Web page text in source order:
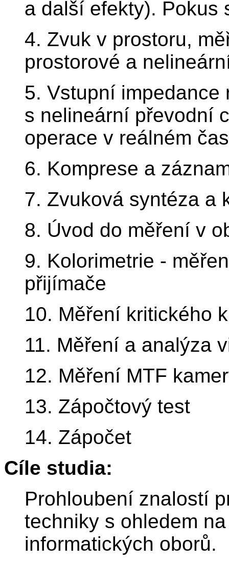
a další efekty). Pokus
4. Zvuk v prostoru,
prostorové a
5. Vstupní impedance
s nelineární převodní
operace v reálném
6. Komprese a
7. Zvuková syntéza a
8. Úvod do měření v
9. Kolorimetrie -
přijímače
10. Měření kritického
11. Měření a analýza
12. Měření MTF
13. Zápočtový test
14. Zápočet
Cíle studia:
Prohloubení znalostí
techniky s ohledem
informatických oborů.